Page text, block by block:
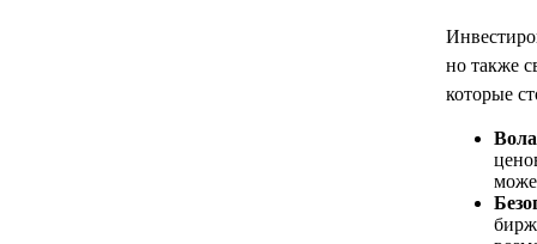
но также
которые